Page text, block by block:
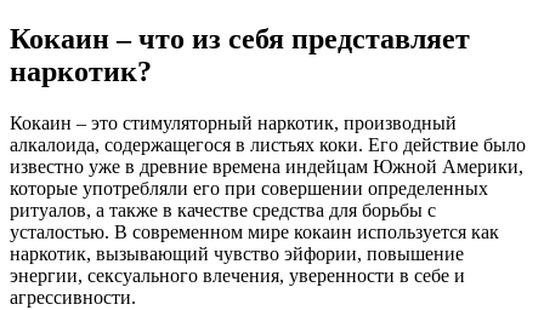
Кокаин – что из себя представляет
наркотик?
Кокаин – это стимуляторный наркотик, производный
алкалоида, содержащегося в листьях коки. Его действие было
известно уже в древние времена индейцам Южной Америки,
которые употребляли его при совершении определенных
ритуалов, а также в качестве средства для борьбы с
усталостью. В современном мире кокаин используется как
наркотик, вызывающий чувство эйфории, повышение
энергии, сексуального влечения, уверенности в себе и
агрессивности.